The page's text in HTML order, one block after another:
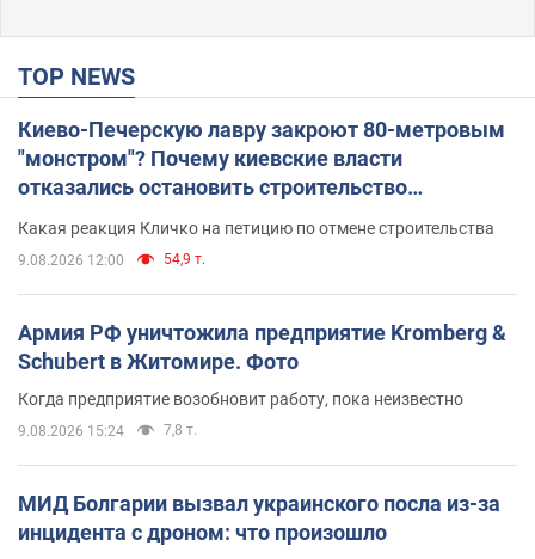
TOP NEWS
Киево-Печерскую лавру закроют 80-метровым
"монстром"? Почему киевские власти
отказались остановить строительство
небоскреба "московского верующего"
Какая реакция Кличко на петицию по отмене строительства
9.08.2026 12:00 54,9 т.
Армия РФ уничтожила предприятие Kromberg &
Schubert в Житомире. Фото
Когда предприятие возобновит работу, пока неизвестно
9.08.2026 15:24 7,8 т.
МИД Болгарии вызвал украинского посла из-за
инцидента с дроном: что произошло